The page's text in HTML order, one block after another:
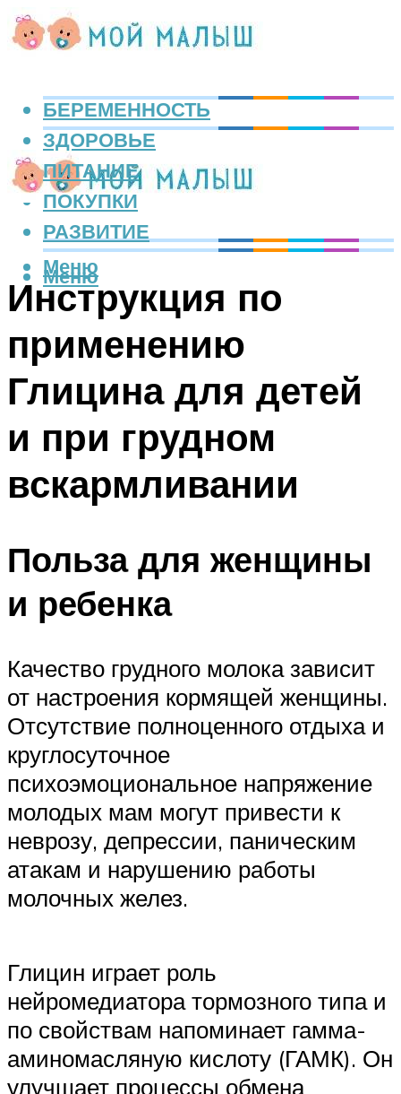
БЕРЕМЕННОСТЬ
ЗДОРОВЬЕ
ПИТАНИЕ
ПОКУПКИ
РАЗВИТИЕ
Меню
Меню
Инструкция по
применению
Глицина для детей
и при грудном
вскармливании
Польза для женщины
и ребенка
Качество грудного молока зависит
от настроения кормящей женщины.
Отсутствие полноценного отдыха и
круглосуточное
психоэмоциональное напряжение
молодых мам могут привести к
неврозу, депрессии, паническим
атакам и нарушению работы
молочных желез.
Глицин играет роль
нейромедиатора тормозного типа и
по свойствам напоминает гамма-
аминомасляную кислоту (ГАМК). Он
улучшает процессы обмена